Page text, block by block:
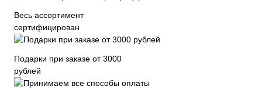
Весь ассортимент
сертифицирован
Подарки при заказе от 3000
рублей